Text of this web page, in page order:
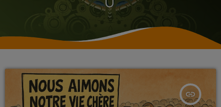
insert_link